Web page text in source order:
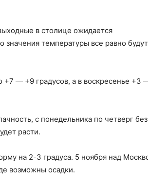
в столице ожидается
температуры все равно будут
+7 — +9 градусов, а в воскресенье +3
с понедельника по четверг без
расти.
на 2-3 градуса. 5 ноября над
возможны осадки.